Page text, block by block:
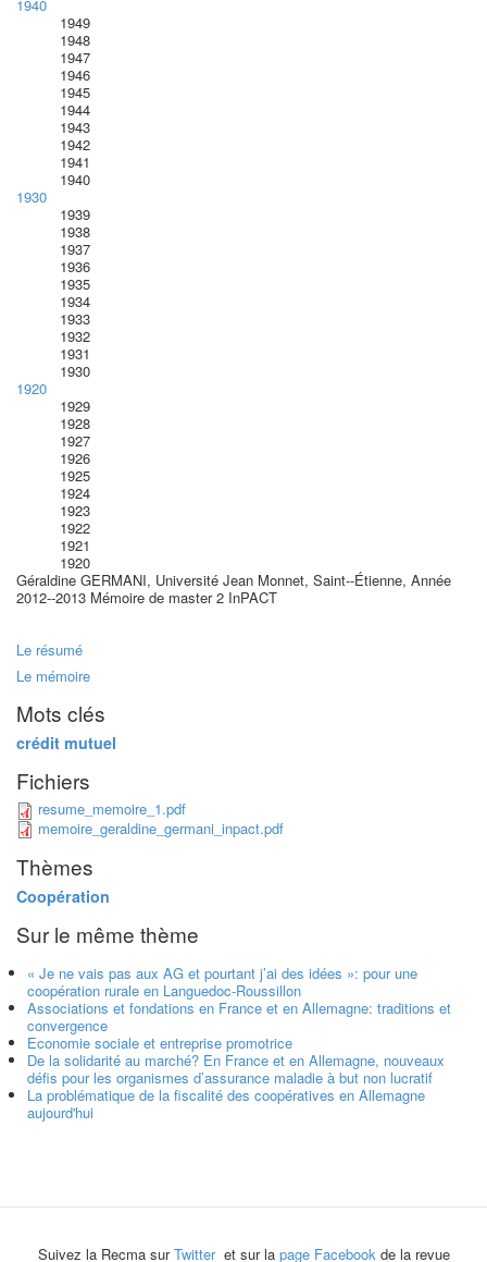
1940
1949
1948
1947
1946
1945
1944
1943
1942
1941
1940
1930
1939
1938
1937
1936
1935
1934
1933
1932
1931
1930
1920
1929
1928
1927
1926
1925
1924
1923
1922
1921
1920
Géraldine GERMANI, Université Jean Monnet, Saint-­‐Étienne, Année
2012-­‐2013 Mémoire de master 2 InPACT
Le résumé
Le mémoire
Mots clés
crédit mutuel
Fichiers
resume_memoire_1.pdf
memoire_geraldine_germani_inpact.pdf
Thèmes
Coopération
Sur le même thème
« Je ne vais pas aux AG et pourtant j’ai des idées »: pour une
coopération rurale en Languedoc-Roussillon
Associations et fondations en France et en Allemagne: traditions et
convergence
Economie sociale et entreprise promotrice
De la solidarité au marché? En France et en Allemagne, nouveaux
défis pour les organismes d’assurance maladie à but non lucratif
La problématique de la fiscalité des coopératives en Allemagne
aujourd'hui
Suivez la Recma surTwitter et sur la page Facebookde la revue